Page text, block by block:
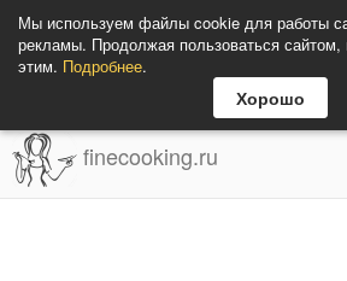
Мы используем файлы cookie для работы
рекламы. Продолжая пользоваться сайтом,
этим. Подробнее.
Хорошо
finecooking.ru